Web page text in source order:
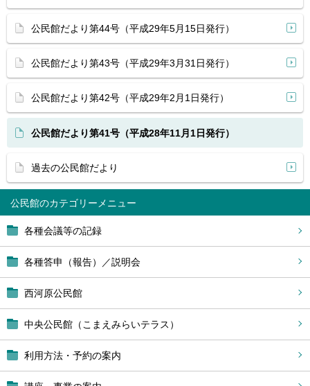
公民館
各種会議等の記録
各種答申（報告）／説明会
西河原公民館
中央公民館（こまえみらいテラス）
利用方法・予約の案内
公民館だより第44号（平成29年5月15日発行）
公民館だより第43号（平成29年3月31日発行）
公民館だより第42号（平成29年2月1日発行）
公民館だより第41号（平成28年11月1日発行）
過去の公民館だより